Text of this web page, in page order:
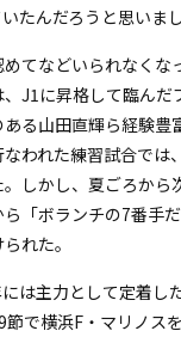
たんだろうと思いまし
てなどいられなくな
J1に昇格して臨んだ
る山田直輝ら経験豊
われた練習試合では
しかし、夏ごろから
「ボランチの7番手
れた。
は主力として定着し
節で横浜F・マリノス